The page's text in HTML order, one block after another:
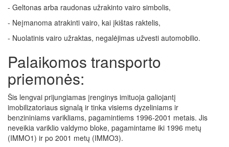
- Geltonas arba raudonas užrakinto vairo simbolis,
- Neįmanoma atrakinti vairo, kai įkištas raktelis,
- Nuolatinis vairo užraktas, negalėjimas užvesti automobilio.
Palaikomos transporto
priemonės:
Šis lengvai prijungiamas įrenginys imituoja galiojantį
imobilizatoriaus signalą ir tinka visiems dyzeliniams ir
benzininiams varikliams, pagamintiems 1996-2001 metais. Jis
neveikia variklio valdymo bloke, pagamintame iki 1996 metų
(IMMO1) ir po 2001 metų (IMMO3).